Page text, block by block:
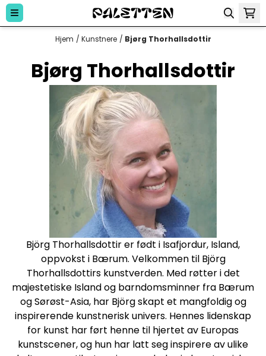
Hopp til innhold
Hjem / Kunstnere / Bjørg Thorhallsdottir
Bjørg Thorhallsdottir
Björg Thorhallsdottir er født i Isafjordur, Island,
oppvokst i Bærum. Velkommen til Björg
Thorhallsdottirs kunstverden. Med røtter i det
majestetiske Island og barndomsminner fra Bærum
og Sørøst-Asia, har Björg skapt et mangfoldig og
inspirerende kunstnerisk univers. Hennes lidenskap
for kunst har ført henne til hjertet av Europas
kunstscener, og hun har latt seg inspirere av ulike